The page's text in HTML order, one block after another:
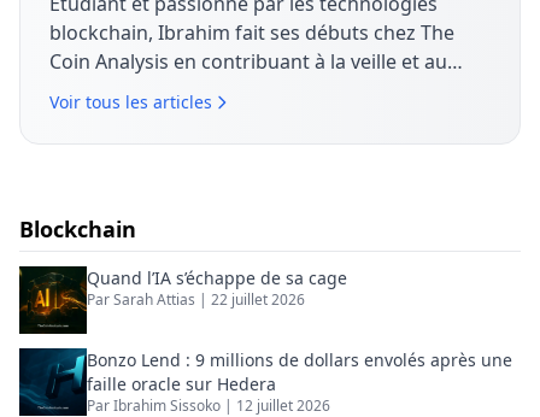
blockchain, Ibrahim fait ses débuts chez The
Coin Analysis en contribuant à la veille et au
décryptage de l’actualité crypto. Il s’intéresse
de marché et aux usages concrets des actifs
Voir tous les articles
Blockchain
Quand l’IA s’échappe de sa cage
ParSarah Attias | 22 juillet 2026
Bonzo Lend : 9 millions de dollars envolés après une
faille oracle sur Hedera
ParIbrahim Sissoko | 12 juillet 2026